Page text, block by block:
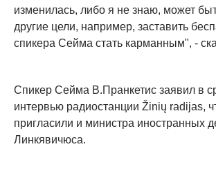
изменилась, либо я не знаю, может
другие цели, например, заставить
спикера Сейма стать карманным", -
Спикер Сейма В.Пранкетис заявил в
интервью радиостанции Žinių radijas,
пригласили и министра иностранных
Линкявичюса.